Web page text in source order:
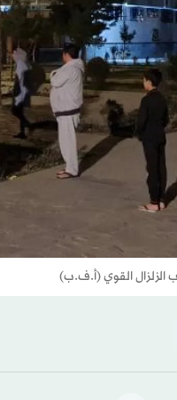
الزلزال القوي (أ.ف.ب)